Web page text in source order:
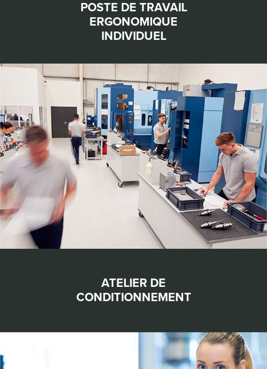
POSTE DE TRAVAIL
ERGONOMIQUE
INDIVIDUEL
ATELIER DE
CONDITIONNEMENT